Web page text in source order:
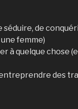
séduire, de
femme)
à quelque chose
des